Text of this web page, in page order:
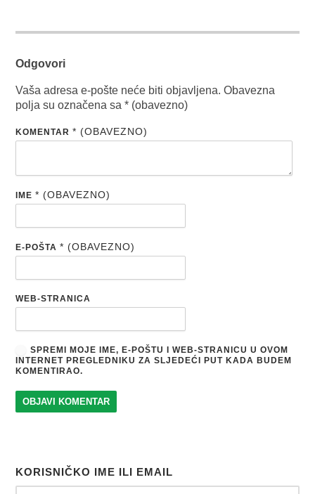
Odgovori
Vaša adresa e-pošte neće biti objavljena. Obavezna
polja su označena sa* (obavezno)
KOMENTAR* (OBAVEZNO)
IME* (OBAVEZNO)
E-POŠTA* (OBAVEZNO)
WEB-STRANICA
SPREMI MOJE IME, E-POŠTU I WEB-STRANICU U OVOM
INTERNET PREGLEDNIKU ZA SLJEDEĆI PUT KADA BUDEM
KOMENTIRAO.
KORISNIČKO IME ILI EMAIL